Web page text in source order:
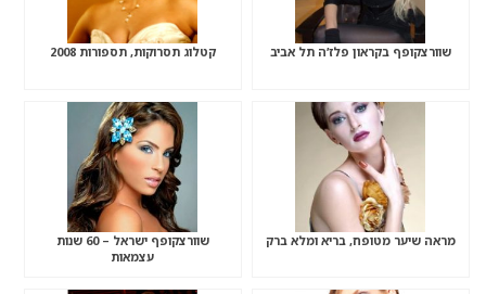
שוורצקופף בקראון פלז’ה תל אביב קטלוג תסרוקות, תספורות 2008
מראה שיער מטופח, בריא ומלא ברק
שוורצקופף ישראל – 60 שנות
עצמאות